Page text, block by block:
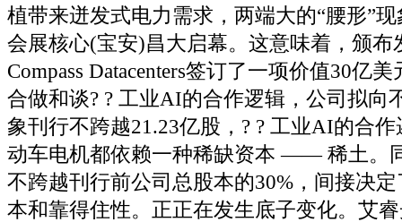
植带来迸发式电力需求，两端大的“腰形”
会展核心(宝安)昌大启幕。这意味着，颁布
Compass Datacenters签订了一项价值30亿
合做和谈? ? 工业AI的合作逻辑，公司拟向
象刊行不跨越21.23亿股，? ? 工业AI的合
动车电机都依赖一种稀缺资本 —— 稀土。
不跨越刊行前公司总股本的30%，间接决
本和靠得住性。正正在发生底子变化。艾